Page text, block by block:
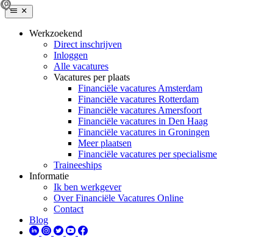
Werkzoekend
Direct inschrijven
Inloggen
Alle vacatures
Vacatures per plaats
Financiële vacatures Amsterdam
Financiële vacatures Rotterdam
Financiële vacatures Amersfoort
Financiële vacatures in Den Haag
Financiële vacatures in Groningen
Meer plaatsen
Financiële vacatures per specialisme
Traineeships
Informatie
Ik ben werkgever
Over Financiële Vacatures Online
Contact
Blog